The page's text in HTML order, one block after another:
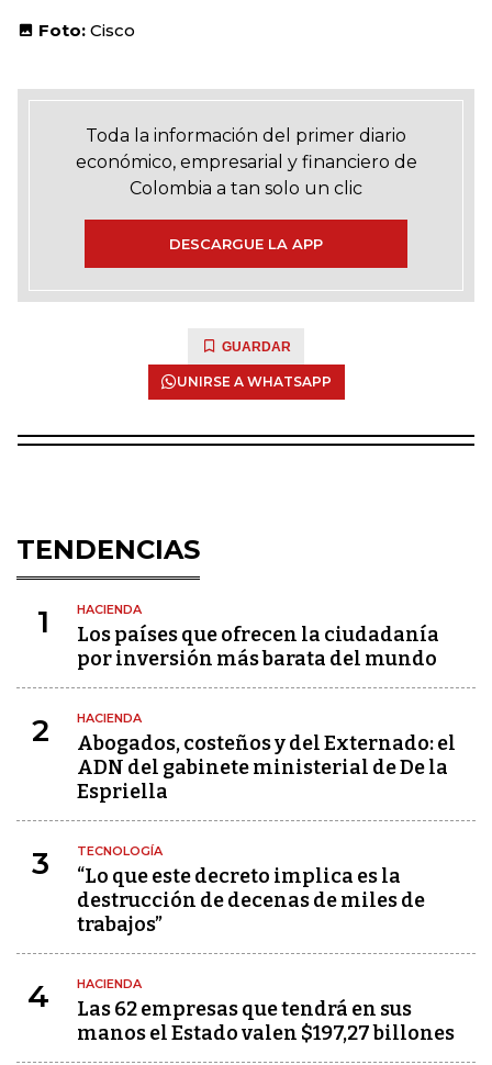
Foto: Cisco
Toda la información del primer diario
económico, empresarial y financiero de
Colombia a tan solo un clic
DESCARGUE LA APP
GUARDAR
UNIRSE A WHATSAPP
TENDENCIAS
1 HACIENDA
Los países que ofrecen la ciudadanía
por inversión más barata del mundo
2 HACIENDA
Abogados, costeños y del Externado: el
ADN del gabinete ministerial de De la
Espriella
3 TECNOLOGÍA
“Lo que este decreto implica es la
destrucción de decenas de miles de
trabajos”
4 HACIENDA
Las 62 empresas que tendrá en sus
manos el Estado valen $197,27 billones